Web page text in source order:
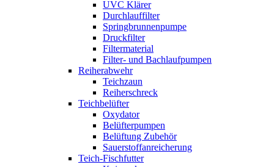
UVC Klärer
Durchlauffilter
Springbrunnenpumpe
Druckfilter
Filtermaterial
Filter- und Bachlaufpumpen
Reiherabwehr
Teichzaun
Reiherschreck
Teichbelüfter
Oxydator
Belüfterpumpen
Belüftung Zubehör
Sauerstoffanreicherung
Teich-Fischfutter